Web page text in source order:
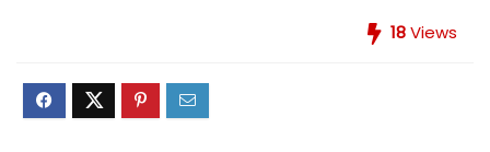
18Views